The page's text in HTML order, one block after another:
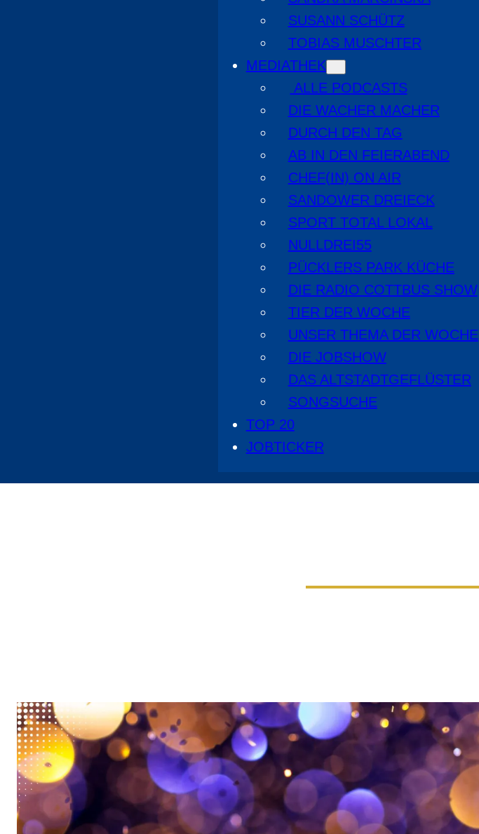
SUSANN SCHÜTZ
TOBIAS MUSCHTER
MEDIATHEK
ALLE PODCASTS
DIE WACHER MACHER
DURCH DEN TAG
AB IN DEN FEIERABEND
CHEF(IN) ON AIR
SANDOWER DREIECK
SPORT TOTAL LOKAL
NULLDREI55
PÜCKLERS PARK KÜCHE
DIE RADIO COTTBUS SHOW
TIER DER WOCHE
UNSER THEMA DER WOCHE
DIE JOBSHOW
DAS ALTSTADTGEFLÜSTER
SONGSUCHE
TOP 20
JOBTICKER